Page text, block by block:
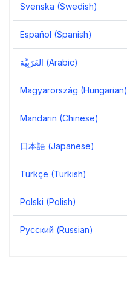
Svenska (Swedish)
Español (Spanish)
العَرَبِيَّة‎ (Arabic)
Magyarország (Hungarian)
Mandarin (Chinese)
日本語 (Japanese)
Türkçe (Turkish)
Polski (Polish)
Русский (Russian)